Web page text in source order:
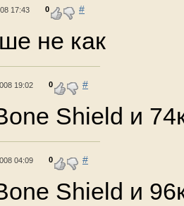
17:43 0 #
не как
19:02 0 #
Shield и
04:09 0 #
Shield и